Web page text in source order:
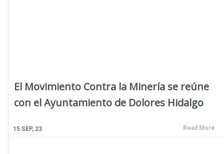
El Movimiento Contra la Minería se reúne
con el Ayuntamiento de Dolores Hidalgo
15 SEP, 23 Read More